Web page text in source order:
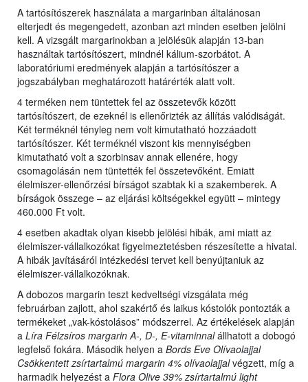
A tartósítószerek használata a margarinban általánosan
elterjedt és megengedett, azonban azt minden esetben jelölni
kell. A vizsgált margarinokban a jelölésük alapján 13-ban
használtak tartósítószert, mindnél kálium-szorbátot. A
laboratóriumi eredmények alapján a tartósítószer a
jogszabályban meghatározott határérték alatt volt.
4 terméken nem tüntettek fel az összetevők között
tartósítószert, de ezeknél is ellenőrizték az állítás valódiságát.
Két terméknél tényleg nem volt kimutatható hozzáadott
tartósítószer. Két terméknél viszont kis mennyiségben
kimutatható volt a szorbinsav annak ellenére, hogy
csomagolásán nem tüntették fel összetevőként. Emiatt
élelmiszer-ellenőrzési bírságot szabtak ki a szakemberek. A
bírságok összege – az eljárási költségekkel együtt – mintegy
460.000 Ft volt.
4 esetben akadtak olyan kisebb jelölési hibák, ami miatt az
élelmiszer-vállalkozókat figyelmeztetésben részesítette a hivatal.
A hibák javításáról intézkedési tervet kell benyújtaniuk az
élelmiszer-vállalkozóknak.
A dobozos margarin teszt kedveltségi vizsgálata még
februárban zajlott, ahol szakértő és laikus kóstolók pontozták a
termékeket „vak-kóstolásos” módszerrel. Az értékelések alapján
a Líra Félzsíros margarin A-, D-, E-vitaminnalállhatott a dobogó
legfelső fokára. Második helyen a Bords Eve Olívaolajjal
Csökkentett zsírtartalmú margarin 4% olívaolajjalvégzett, míg a
harmadik helyezést a Flora Olive 39% zsírtartalmú light